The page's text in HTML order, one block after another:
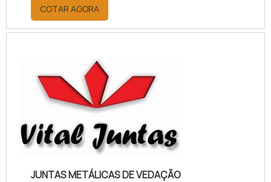
descobrindo a melhor referência do
mercado.MAIS INFORMAÇÕES
HIDRÁULICO PARA ALTA
TEMPERATURASe alguém pesquisar
papelão hidráulico para alta
temperatura encontra na internet a
kaelved. Uma empresa com alto
know-how em laudos ...
COTAR AGORA
JUNTAS METÁLICAS DE VEDAÇÃO